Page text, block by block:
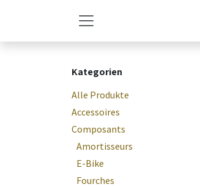
Kategorien
Alle Produkte
Accessoires
Composants
Amortisseurs
E-Bike
Fourches